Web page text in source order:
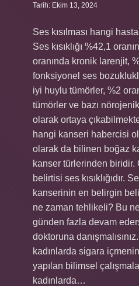
Tarih: Ekim 13, 2024
Ses kısılması hangi
Ses kısıklığı %42,1
oranında kronik larenjit,
fonksiyonel ses
iyi huylu tümörler, %2
tümörler ve bazı
olarak ortaya
hangi kanseri habercisi
olarak da bilinen boğaz
kanser türlerinden biridir.
belirtisi ses kısıklığıdır.
kanserinin en belirgin
ne zaman tehlikeli? Bu
günden fazla devam
doktoruna
kadınlarda sigara
yapılan bilimsel
kadınlarda…